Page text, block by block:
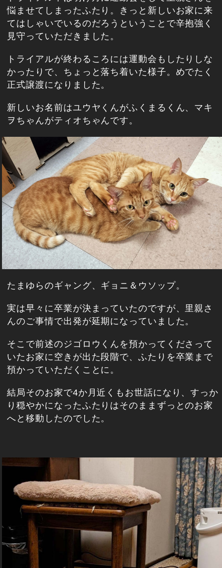
悩ませてしまったふたり。きっと新しいお家に来
てはしゃいでいるのだろうということで辛抱強く
見守っていただきました。
トライアルが終わるころには運動会もしたりしな
かったりで、ちょっと落ち着いた様子。めでたく
正式譲渡になりました。
新しいお名前はユウヤくんがふくまるくん、マキ
ヲちゃんがティオちゃんです。
たまゆらのギャング、ギョニ＆ウソップ。
実は早々に卒業が決まっていたのですが、里親さ
んのご事情で出発が延期になっていました。
そこで前述のジゴロウくんを預かってくださって
いたお家に空きが出た段階で、ふたりを卒業まで
預かっていただくことに。
結局そのお家で4か月近くもお世話になり、すっか
り穏やかになったふたりはそのままずっとのお家
へと移動したのでした。